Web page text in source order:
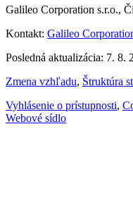
Galileo Corporation s.r.o.,
Kontakt: Galileo
Posledná aktualizácia: 7. 8.
Zmena vzhľadu, Štruktúra
Vyhlásenie o prístupnosti,
Webové sídlo